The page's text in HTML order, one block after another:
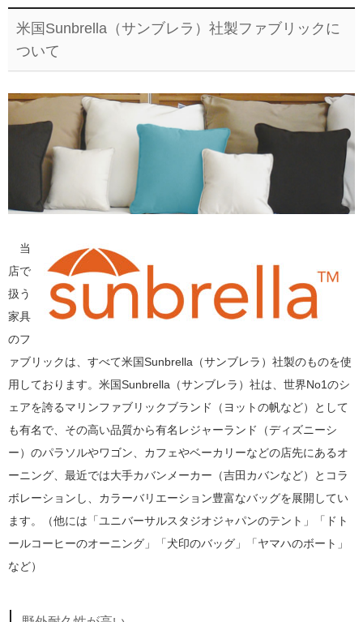
米国Sunbrella（サンブレラ）社製ファブリックに
ついて
当
店で
扱う
家具
のフ
ァブリックは、すべて米国Sunbrella（サンブレラ）社製のものを使
用しております。米国Sunbrella（サンブレラ）社は、世界No1のシ
ェアを誇るマリンファブリックブランド（ヨットの帆など）として
も有名で、その高い品質から有名レジャーランド（ディズニーシ
ー）のパラソルやワゴン、カフェやベーカリーなどの店先にあるオ
ーニング、最近では大手カバンメーカー（吉田カバンなど）とコラ
ボレーションし、カラーバリエーション豊富なバッグを展開してい
ます。（他には「ユニバーサルスタジオジャパンのテント」「ドト
ールコーヒーのオーニング」「犬印のバッグ」「ヤマハのボート」
など）